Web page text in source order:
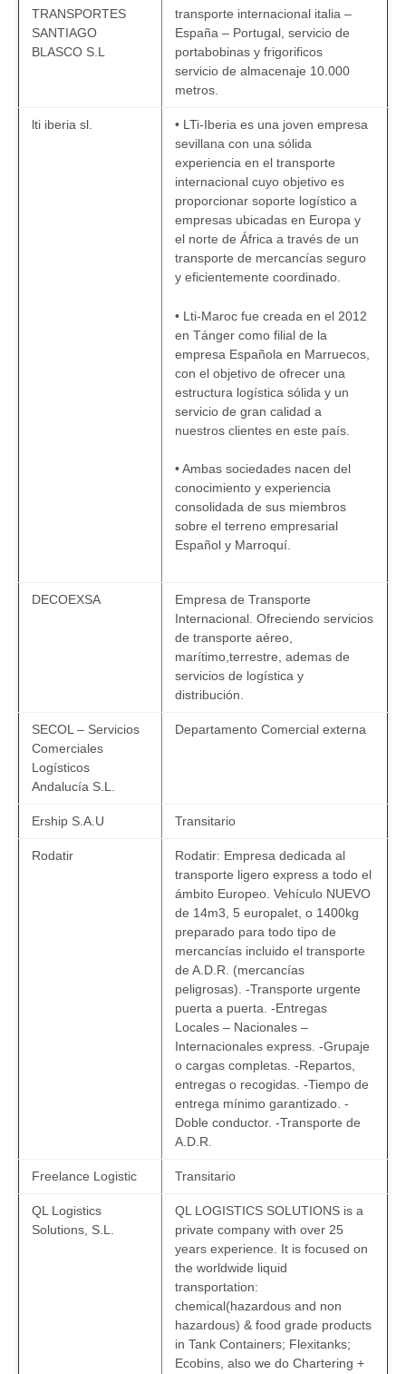
TRANSPORTES
SANTIAGO
BLASCO S.L
transporte internacional italia –
España – Portugal, servicio de
portabobinas y frigorificos
servicio de almacenaje 10.000
metros.
lti iberia sl.
• LTi-Iberia es una joven empresa
sevillana con una sólida
experiencia en el transporte
internacional cuyo objetivo es
proporcionar soporte logístico a
empresas ubicadas en Europa y
el norte de África a través de un
transporte de mercancías seguro
y eficientemente coordinado.
• Lti-Maroc fue creada en el 2012
en Tánger como filial de la
empresa Española en Marruecos,
con el objetivo de ofrecer una
estructura logística sólida y un
servicio de gran calidad a
nuestros clientes en este país.
• Ambas sociedades nacen del
conocimiento y experiencia
consolidada de sus miembros
sobre el terreno empresarial
Español y Marroquí.
DECOEXSA
Empresa de Transporte
Internacional. Ofreciendo servicios
de transporte aéreo,
marítimo,terrestre, ademas de
servicios de logística y
distribución.
SECOL – Servicios
Comerciales
Logísticos
Andalucía S.L.
Departamento Comercial externa
Ership S.A.U Transitario
Rodatir
Rodatir: Empresa dedicada al
transporte ligero express a todo el
ámbito Europeo. Vehículo NUEVO
de 14m3, 5 europalet, o 1400kg
preparado para todo tipo de
mercancías incluido el transporte
de A.D.R. (mercancías
peligrosas). -Transporte urgente
puerta a puerta. -Entregas
Locales – Nacionales –
Internacionales express. -Grupaje
o cargas completas. -Repartos,
entregas o recogidas. -Tiempo de
entrega mínimo garantizado. -
Doble conductor. -Transporte de
A.D.R.
Freelance Logistic Transitario
QL Logistics
Solutions, S.L.
QL LOGISTICS SOLUTIONS is a
private company with over 25
years experience. It is focused on
the worldwide liquid
transportation:
chemical(hazardous and non
hazardous) & food grade products
in Tank Containers; Flexitanks;
Ecobins, also we do Chartering +